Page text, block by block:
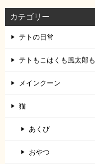
カテゴリー
テトの日常
テトもこはくも風太郎も
メインクーン
猫
あくび
おやつ